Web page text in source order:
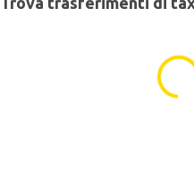
...